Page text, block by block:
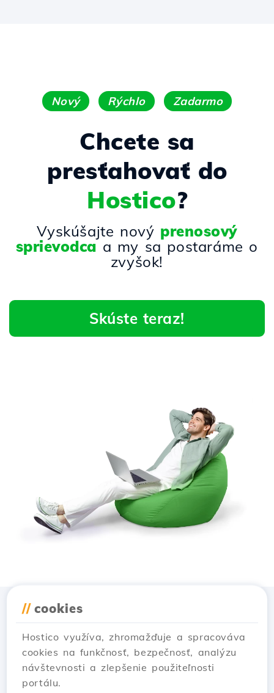
Nový Rýchlo Zadarmo
Chcete sa
presťahovať do
Hostico?
Vyskúšajte nový prenosový
sprievodca a my sa postaráme o
zvyšok!
Skúste teraz!
// cookies
Hostico využíva, zhromažďuje a spracováva
cookies na funkčnosť, bezpečnosť, analýzu
návštevnosti a zlepšenie použiteľnosti
portálu.
Stiahnuť aplikáciu